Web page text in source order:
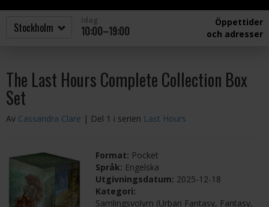
10:00–19:00
Öppettider
och adresser
The Last Hours Complete Collection Box
Set
Av Cassandra Clare | Del 1 i serien Last Hours
Format: Pocket
Språk: Engelska
Utgivningsdatum: 2025-12-18
Kategori:
Samlingsvolym (Urban Fantasy, Fantasy,